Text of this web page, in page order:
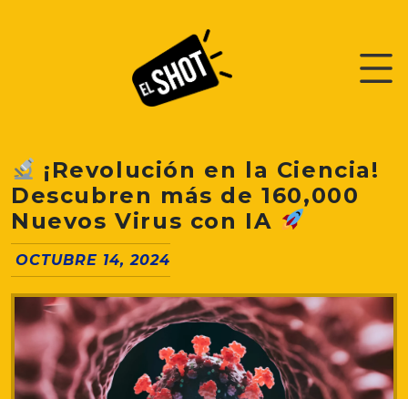
¡Revolución en la Ciencia!
Descubren más de 160,000
Nuevos Virus con IA
OCTUBRE 14, 2024